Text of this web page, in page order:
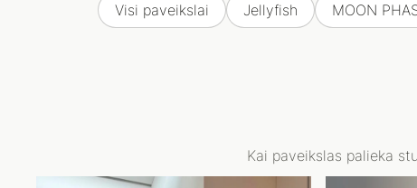
Visi paveikslai Jellyfish MOON
Kai paveikslas palieka